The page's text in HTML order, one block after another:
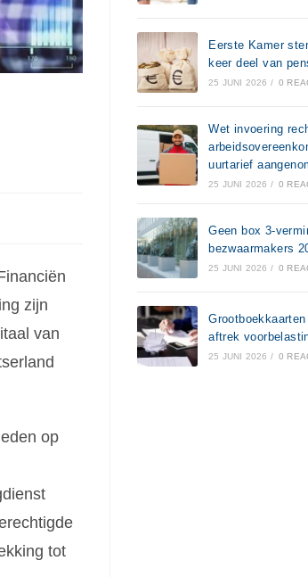
zijn
van
op
tot
Eerste Kamer
keer deel van
25 JUNI 2026 / 0
Wet invoering
uurtarief
25 JUNI 2026 / 0
Geen box 3-
bezwaarmakers
25 JUNI 2026 / 0
aftrek
25 JUNI 2026 / 0